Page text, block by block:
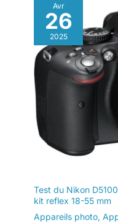
Avr
26
2025
Test du Nikon
kit reflex 18-55 mm
Appareils photo,